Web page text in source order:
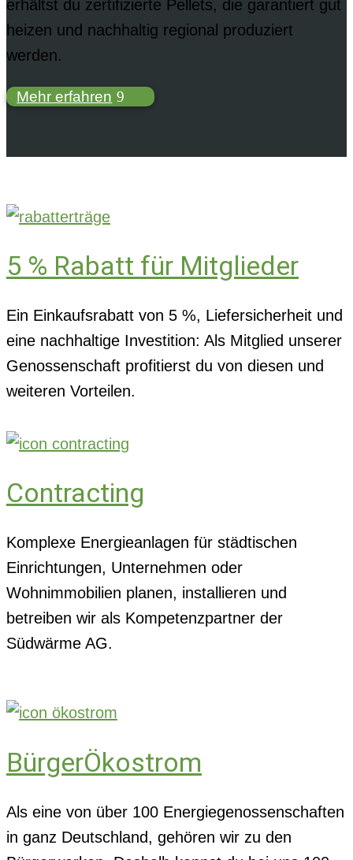
erhältst du zertifizierte Pellets, die garantiert gut
heizen und nachhaltig regional produziert
werden.
Mehr erfahren
5 % Rabatt für Mitglieder
Ein Einkaufsrabatt von 5 %, Liefersicherheit und
eine nachhaltige Investition: Als Mitglied unserer
Genossenschaft profitierst du von diesen und
weiteren Vorteilen.
Contracting
Komplexe Energieanlagen für städtischen
Einrichtungen, Unternehmen oder
Wohnimmobilien planen, installieren und
betreiben wir als Kompetenzpartner der
Südwärme AG.
BürgerÖkostrom
Als eine von über 100 Energiegenossenschaften
in ganz Deutschland, gehören wir zu den